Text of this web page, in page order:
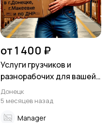
от 1 400 ₽
Услуги грузчиков и
разнорабочих для вашей
компании и склада
Донецк
5 месяцев назад
Manager